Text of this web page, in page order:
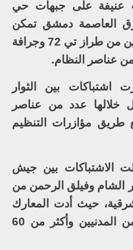
عنيفة على جبهات حي
العاصمة دمشق تمكن
خلالها الثوار من تدمير دبابتين من طراز تي 72 وجرافة
عناصر النظام.
اشتباكات بين الثوار
خلالها عدد من عناصر
طريق مؤازرات التنظيم
الاشتباكات بين جيش
الشام وفيلق الرحمن من
حيث أدت المعارك
اللحظة لارتقاء 6 شهداء من المدنيين وأكثر من 60